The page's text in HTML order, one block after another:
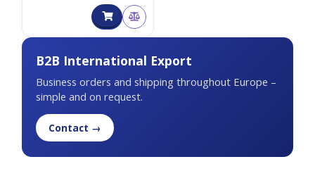
B2B International Export
Business orders and shipping throughout Europe –
simple and on request.
Contact →